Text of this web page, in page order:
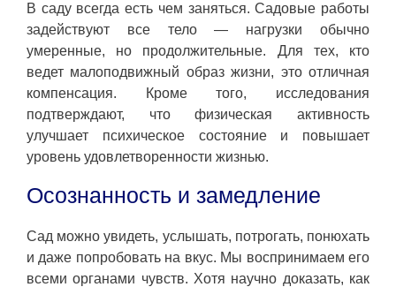
В саду всегда есть чем заняться. Садовые работы
задействуют все тело — нагрузки обычно
умеренные, но продолжительные. Для тех, кто
ведет малоподвижный образ жизни, это отличная
компенсация. Кроме того, исследования
подтверждают, что физическая активность
улучшает психическое состояние и повышает
уровень удовлетворенности жизнью.
Осознанность и замедление
Сад можно увидеть, услышать, потрогать, понюхать
и даже попробовать на вкус. Мы воспринимаем его
всеми органами чувств. Хотя научно доказать, как